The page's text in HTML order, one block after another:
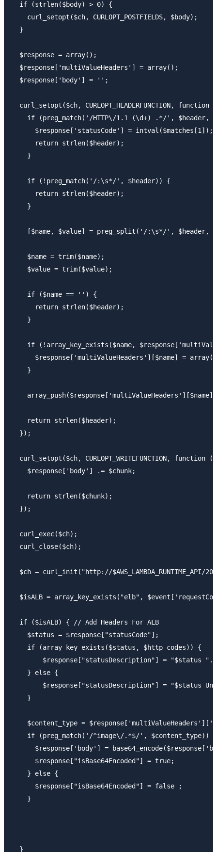
  if (strlen($body) > 0) {
    curl_setopt($ch, CURLOPT_POSTFIELDS, $body);
  }
  $response = array();
  $response['multiValueHeaders'] = array();
  $response['body'] = '';
curl_setopt($ch, CURLOPT_HEADERFUNCTION, function
if (preg_match('/HTTP\/1.1 (\d+) .*/', $header,
      $response['statusCode'] = intval($matches[1]);
      return strlen($header);
    }
    if (!preg_match('/:\s*/', $header)) {
      return strlen($header);
    }
[$name, $value] = preg_split('/:\s*/', $header,
    $name = trim($name);
    $value = trim($value);
    if ($name == '') {
      return strlen($header);
    }
if (!array_key_exists($name,
$response['multiValueHeaders'][$name] =
    }
    return strlen($header);
  });
curl_setopt($ch, CURLOPT_WRITEFUNCTION, function
    $response['body'] .= $chunk;
    return strlen($chunk);
  });
  curl_exec($ch);
  curl_close($ch);
$ch = curl_init("http://$AWS_LAMBDA_RUNTIME_API/
$isALB = array_key_exists("elb",
  if ($isALB) { // Add Headers For ALB
    $status = $response["statusCode"];
    if (array_key_exists($status, $http_codes)) {
$response["statusDescription"] = "$status ".
    } else {
$response["statusDescription"] = "$status
    }
$content_type =
    if (preg_match('/^image\/.*$/', $content_type)) {
$response['body'] =
      $response["isBase64Encoded"] = true;
    } else {
      $response["isBase64Encoded"] = false ;
    }
  }